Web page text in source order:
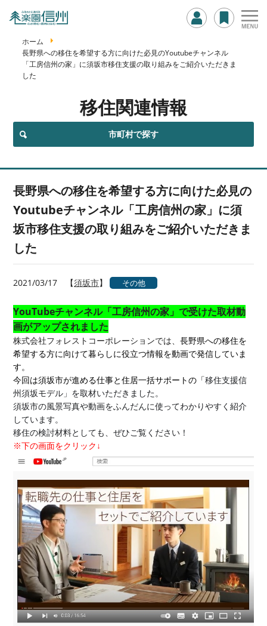
ホーム
長野県への移住を希望する方に向けた必見のYoutubeチャンネル
「工房信州の家」に須坂市移住支援の取り組みをご紹介いただきま
した
移住関連情報
市町村で探す
長野県への移住を希望する方に向けた必見の
Youtubeチャンネル「工房信州の家」に須
坂市移住支援の取り組みをご紹介いただきま
した
2021/03/17 【須坂市】 その他
YouTubeチャンネル「工房信州の家」で受けた取材動
画がアップされました
株式会社フォレストコーポレーションでは、長野県への移住を
希望する方に向けて暮らしに役立つ情報を動画で発信していま
す。
今回は須坂市が進める仕事と住居一括サポートの「移住支援信
州須坂モデル」を取材いただきました。
須坂市の風景写真や動画をふんだんに使ってわかりやすく紹介
しています。
移住の検討材料としても、ぜひご覧ください！
※下の画面をクリック↓